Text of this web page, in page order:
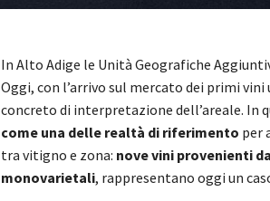
In Alto Adige le Unità Geografiche
Oggi, con l’arrivo sul mercato dei primi
concreto di interpretazione dell’areale. In
come una delle realtà di riferimento per
tra vitigno e zona: nove vini provenienti
monovarietali, rappresentano oggi un